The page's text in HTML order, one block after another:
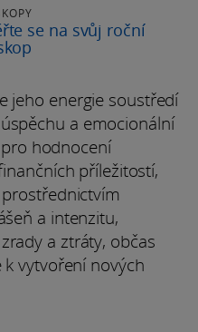
se na svůj roční
jeho energie soustředí
a emocionální
hodnocení
příležitostí,
a intenzitu,
a ztráty, občas
vytvoření nových